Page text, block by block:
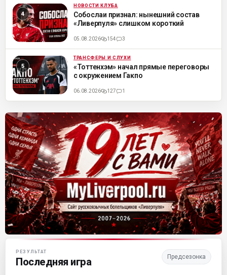
ML НОВОСТИ КЛУБА
Собослаи признал: нынешний состав
«Ливерпуля» слишком короткий
05.08.2026 154 3
ML ТРАНСФЕРЫ И СЛУХИ
«Тоттенхэм» начал прямые переговоры
с окружением Гакпо
06.08.2026 127 1
Матч-центр «Ливерпуля»
РЕЗУЛЬТАТ
Последняя игра Предсезонка